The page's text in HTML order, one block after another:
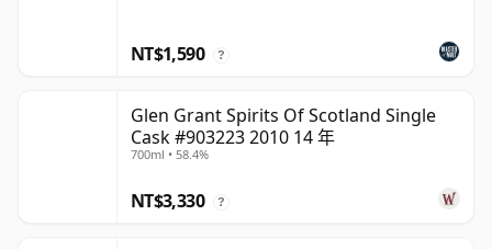
NT$1,590 ?
Glen Grant Spirits Of Scotland Single
Cask #903223 2010 14 年
700ml • 58.4%
NT$3,330 ?